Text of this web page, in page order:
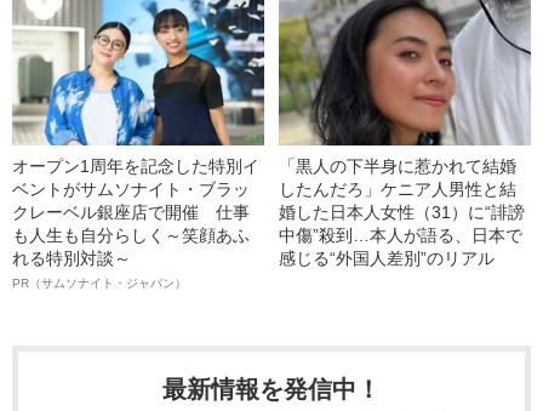
オープン1周年を記念した特別イ
ベントがサムソナイト・ブラッ
クレーベル銀座店で開催 仕事
も人生も自分らしく～笑顔あふ
れる特別対談～
PR（サムソナイト・ジャパン）
「黒人の下半身に惹かれて結婚
したんだろ」ケニア人男性と結
婚した日本人女性（31）に“誹謗
中傷”殺到…本人が語る、日本で
感じる“外国人差別”のリアル
最新情報を発信中！